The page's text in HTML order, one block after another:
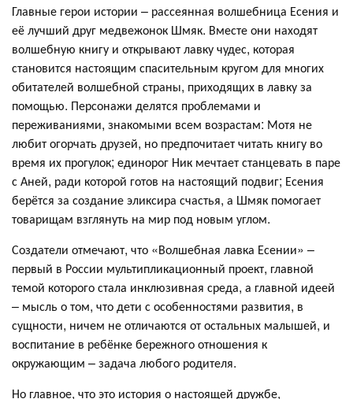
Главные герои истории – рассеянная волшебница Есения и
её лучший друг медвежонок Шмяк. Вместе они находят
волшебную книгу и открывают лавку чудес, которая
становится настоящим спасительным кругом для многих
обитателей волшебной страны, приходящих в лавку за
помощью. Персонажи делятся проблемами и
переживаниями, знакомыми всем возрастам: Мотя не
любит огорчать друзей, но предпочитает читать книгу во
время их прогулок; единорог Ник мечтает станцевать в паре
с Аней, ради которой готов на настоящий подвиг; Есения
берётся за создание эликсира счастья, а Шмяк помогает
товарищам взглянуть на мир под новым углом.
Создатели отмечают, что «Волшебная лавка Есении» –
первый в России мультипликационный проект, главной
темой которого стала инклюзивная среда, а главной идеей
– мысль о том, что дети с особенностями развития, в
сущности, ничем не отличаются от остальных малышей, и
воспитание в ребёнке бережного отношения к
окружающим – задача любого родителя.
Но главное, что это история о настоящей дружбе,